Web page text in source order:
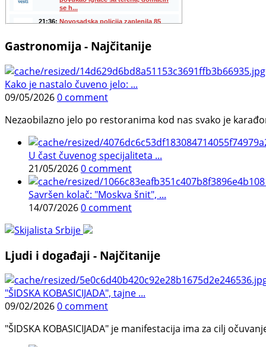
Gastronomija - Najčitanije
Kako je nastalo čuveno jelo: ...
09/05/20260 comment
Nezaobilazno jelo po restoranima kod nas svako je
U čast čuvenog specijaliteta ...
21/05/20260 comment
Savršen kolač: "Moskva šnit", ...
14/07/20260 comment
Ljudi i događaji - Najčitanije
"ŠIDSKA KOBASICIJADA", tajne ...
09/02/20260 comment
"ŠIDSKA KOBASICIJADA" je manifestacija ima za cilj